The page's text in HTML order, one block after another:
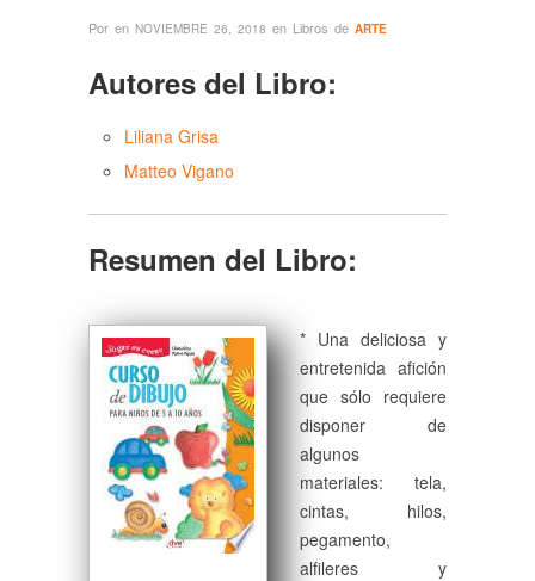
Por en NOVIEMBRE 26, 2018 en Libros de ARTE
Autores del Libro:
Liliana Grisa
Matteo Vigano
Resumen del Libro:
* Una deliciosa y
entretenida afición
que sólo requiere
disponer de
algunos
materiales: tela,
cintas, hilos,
pegamento,
alfileres y